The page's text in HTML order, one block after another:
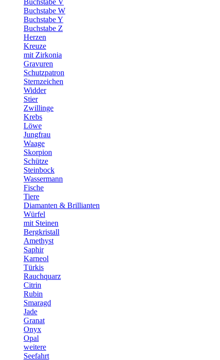
Buchstabe V
Buchstabe W
Buchstabe Y
Buchstabe Z
Herzen
Kreuze
mit Zirkonia
Gravuren
Schutzpatron
Sternzeichen
Widder
Stier
Zwillinge
Krebs
Löwe
Jungfrau
Waage
Skorpion
Schütze
Steinbock
Wassermann
Fische
Tiere
Diamanten & Brillianten
Würfel
mit Steinen
Bergkristall
Amethyst
Saphir
Karneol
Türkis
Rauchquarz
Citrin
Rubin
Smaragd
Jade
Granat
Onyx
Opal
weitere
Seefahrt